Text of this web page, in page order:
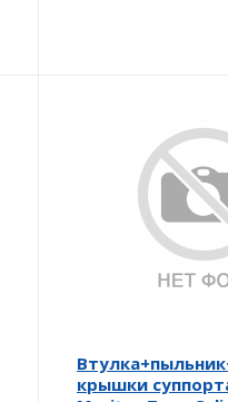
крышки